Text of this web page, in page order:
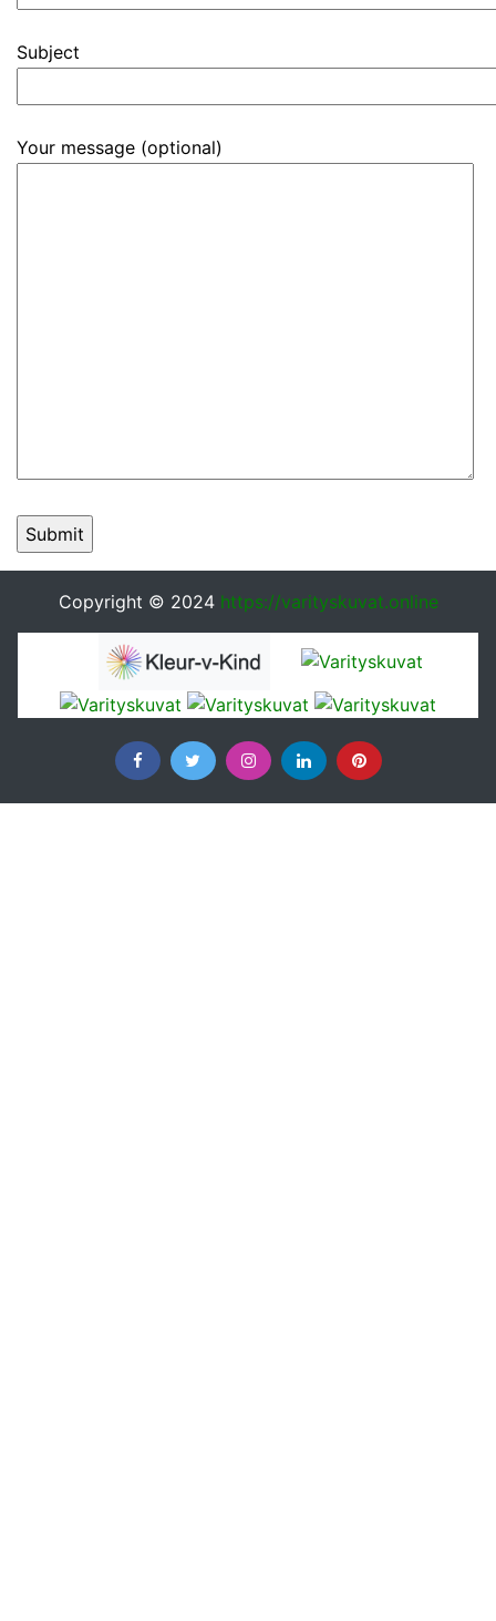
Subject
Your message (optional)
Copyright © 2024 https://varityskuvat.online